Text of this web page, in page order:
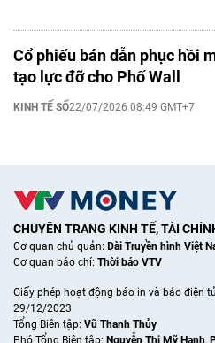
Cổ phiếu bán dẫn phục hồi
tạo lực đỡ cho Phố Wall
KINH TẾ SỐ22/07/2026 08:49 GMT+7
CHUYÊN TRANG KINH TẾ, TÀI
Cơ quan chủ quản:Đài Truyền hình Việt
Cơ quan báo chí: Thời báo VTV
Giấy phép hoạt động báo in và báo điện
29/12/2023
Tổng Biên tập: Vũ Thanh Thủy
Phó Tổng Biên tập: Nguyễn Thị Mỹ Hạnh,